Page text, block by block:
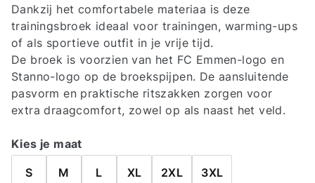
Dankzij het comfortabele materiaa is deze
trainingsbroek ideaal voor trainingen, warming-ups
of als sportieve outfit in je vrije tijd.
De broek is voorzien van het FC Emmen-logo en
Stanno-logo op de broekspijpen. De aansluitende
pasvorm en praktische ritszakken zorgen voor
extra draagcomfort, zowel op als naast het veld.
Kies je maat
S M L XL 2XL 3XL